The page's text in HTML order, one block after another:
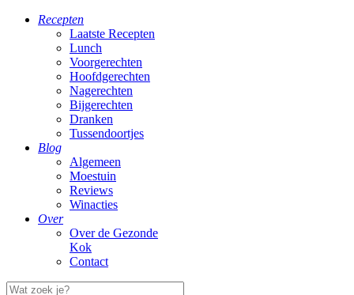
Recepten
Laatste Recepten
Lunch
Voorgerechten
Hoofdgerechten
Nagerechten
Bijgerechten
Dranken
Tussendoortjes
Blog
Algemeen
Moestuin
Reviews
Winacties
Over
Over de Gezonde
Kok
Contact